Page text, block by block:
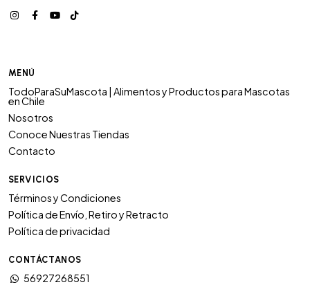
MENÚ
TodoParaSuMascota | Alimentos y Productos para Mascotas
en Chile
Nosotros
Conoce Nuestras Tiendas
Contacto
SERVICIOS
Términos y Condiciones
Política de Envío, Retiro y Retracto
Política de privacidad
CONTÁCTANOS
56927268551